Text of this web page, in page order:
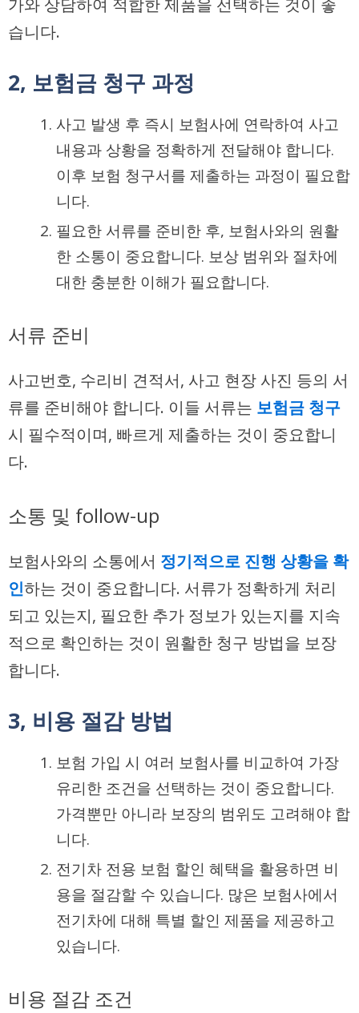
가와 상담하여 적합한 제품을 선택하는 것이 좋
습니다.
2, 보험금 청구 과정
사고 발생 후 즉시 보험사에 연락하여 사고
내용과 상황을 정확하게 전달해야 합니다.
이후 보험 청구서를 제출하는 과정이 필요합
니다.
필요한 서류를 준비한 후, 보험사와의 원활
한 소통이 중요합니다. 보상 범위와 절차에
대한 충분한 이해가 필요합니다.
서류 준비
사고번호, 수리비 견적서, 사고 현장 사진 등의 서
류를 준비해야 합니다. 이들 서류는 보험금 청구
시 필수적이며, 빠르게 제출하는 것이 중요합니
다.
소통 및 follow-up
보험사와의 소통에서 정기적으로 진행 상황을 확
인하는 것이 중요합니다. 서류가 정확하게 처리
되고 있는지, 필요한 추가 정보가 있는지를 지속
적으로 확인하는 것이 원활한 청구 방법을 보장
합니다.
3, 비용 절감 방법
보험 가입 시 여러 보험사를 비교하여 가장
유리한 조건을 선택하는 것이 중요합니다.
가격뿐만 아니라 보장의 범위도 고려해야 합
니다.
전기차 전용 보험 할인 혜택을 활용하면 비
용을 절감할 수 있습니다. 많은 보험사에서
전기차에 대해 특별 할인 제품을 제공하고
있습니다.
비용 절감 조건